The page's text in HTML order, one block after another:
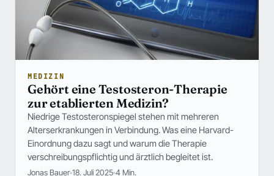
MEDIZIN
Gehört eine Testosteron-Therapie
zur etablierten Medizin?
Niedrige Testosteronspiegel stehen mit mehreren
Alterserkrankungen in Verbindung. Was eine Harvard-
Einordnung dazu sagt und warum die Therapie
verschreibungspflichtig und ärztlich begleitet ist.
Jonas Bauer 18. Juli 2025 4 Min.